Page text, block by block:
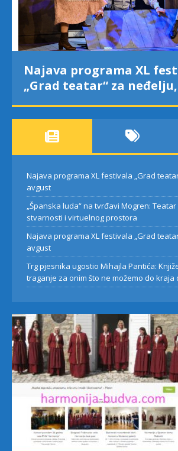
Najava programa XL
„Grad teatar“ za
Najava programa XL festivala „Grad
avgust
„Španska luda“ na tvrđavi Mogren:
stvarnosti i virtuelnog prostora
Najava programa XL festivala „Grad
avgust
Trg pjesnika ugostio Mihajla Pantića:
traganje za onim što ne možemo do kraja